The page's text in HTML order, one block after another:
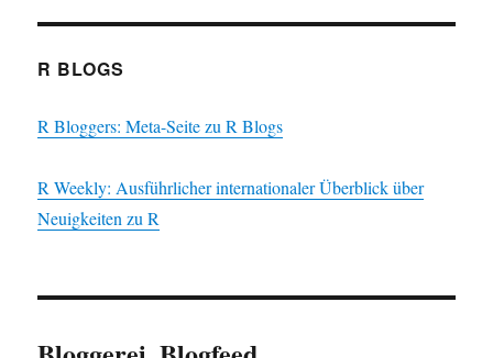
R BLOGS
R Bloggers: Meta-Seite zu R Blogs
R Weekly: Ausführlicher internationaler Überblick über
Neuigkeiten zu R